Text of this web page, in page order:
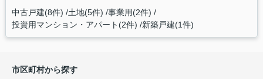
中古戸建(8件) 土地(5件) 事業用(2件)
投資用マンション・アパート(2件) 新築戸建(1件)
市区町村から探す